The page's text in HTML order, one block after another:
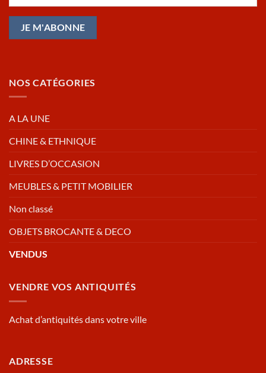
NOS CATÉGORIES
A LA UNE
CHINE & ETHNIQUE
LIVRES D’OCCASION
MEUBLES & PETIT MOBILIER
Non classé
OBJETS BROCANTE & DECO
VENDUS
VENDRE VOS ANTIQUITÉS
Achat d’antiquités dans votre ville
ADRESSE